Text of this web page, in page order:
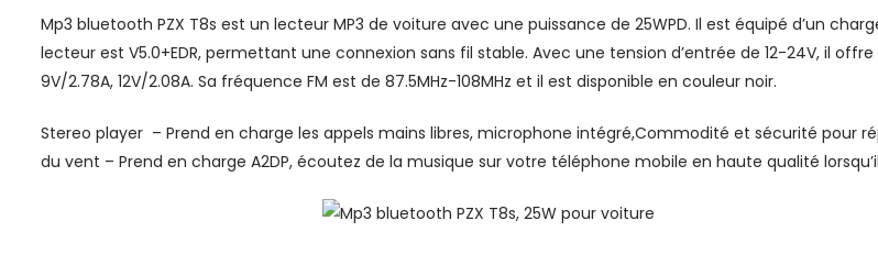
Mp3 bluetooth PZX T8s est un lecteur MP3 de voiture avec une puissance de 25WPD. Il est équipé d’un
lecteur est V5.0+EDR, permettant une connexion sans fil stable. Avec une tension d’entrée de 12-24V, il
9V/2.78A, 12V/2.08A. Sa fréquence FM est de 87.5MHz-108MHz et il est disponible en couleur noir.
Stereo player – Prend en charge les appels mains libres, microphone intégré,Commodité et sécurité pour
du vent – Prend en charge A2DP, écoutez de la musique sur votre téléphone mobile en haute qualité